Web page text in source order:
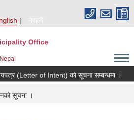
नेपाली
Office
(Letter of Intent) को सूचना सम्बन्धमा ।
सूचना ।